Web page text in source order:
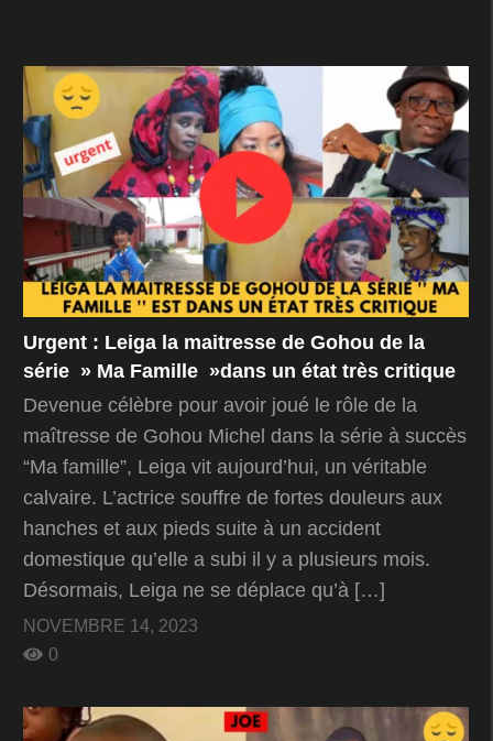
Urgent : Leiga la maitresse de Gohou de la
série » Ma Famille »dans un état très critique
Devenue célèbre pour avoir joué le rôle de la
maîtresse de Gohou Michel dans la série à succès
“Ma famille”, Leiga vit aujourd’hui, un véritable
calvaire. L’actrice souffre de fortes douleurs aux
hanches et aux pieds suite à un accident
domestique qu’elle a subi il y a plusieurs mois.
Désormais, Leiga ne se déplace qu’à […]
NOVEMBRE 14, 2023
0